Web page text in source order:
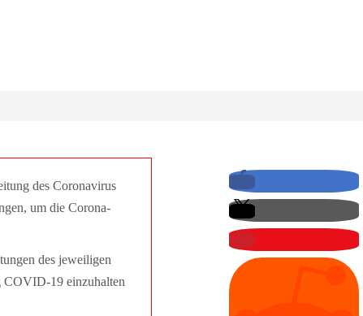
des Coronavirus
um die Corona-
des jeweiligen
COVID-19 einzuhalten